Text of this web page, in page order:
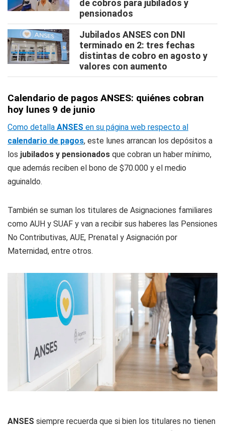
de cobros para jubilados y
pensionados
Jubilados ANSES con DNI
terminado en 2: tres fechas
distintas de cobro en agosto y
valores con aumento
Calendario de pagos ANSES: quiénes cobran
hoy lunes 9 de junio
Como detalla ANSES en su página web respecto al
calendario de pagos, este lunes arrancan los depósitos a
los jubilados y pensionados que cobran un haber mínimo,
que además reciben el bono de $70.000 y el medio
aguinaldo.
También se suman los titulares de Asignaciones familiares
como AUH y SUAF y van a recibir sus haberes las Pensiones
No Contributivas, AUE, Prenatal y Asignación por
Maternidad, entre otros.
ANSES siempre recuerda que si bien los titulares no tienen